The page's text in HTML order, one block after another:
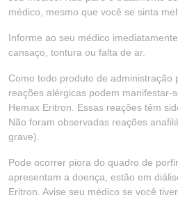
médico, mesmo que você se sinta
Informe ao seu médico
cansaço, tontura ou falta de ar.
Como todo produto de administração
reações alérgicas podem manifestar-
Hemax Eritron. Essas reações têm
Não foram observadas reações
grave).
Pode ocorrer piora do quadro de
apresentam a doença, estão em
Eritron. Avise seu médico se você